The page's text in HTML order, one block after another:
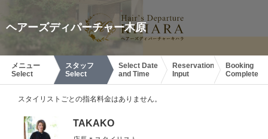
ヘアーズディパーチャー木原
メニュー
Select
スタッフ
Select
Select Date
and Time
Reservation
Input
Booking
Complete
スタイリストごとの指名料金はありません。
TAKAKO